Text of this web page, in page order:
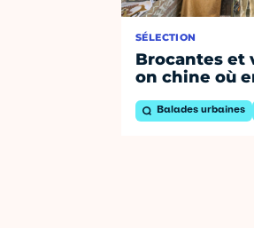
SÉLECTION
Brocantes et
on chine où
Balades urbaines